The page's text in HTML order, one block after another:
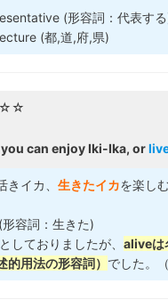
(形容詞：代表す
(都,道,府,県)
you can enjoy Iki-Ika, or
きイカ、 生きたイカを楽し
容詞：生きた)
しておりましたが、 aliveは
用法の形容詞） でした。